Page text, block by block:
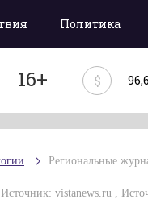
Политика
16+ $
Региональные
vistanews.ru ,